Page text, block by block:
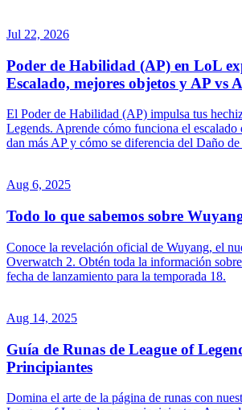
Jul 22, 2026
Poder de Habilidad (AP) en LoL
Escalado, mejores objetos y AP vs
El Poder de Habilidad (AP) impulsa tus
Legends. Aprende cómo funciona el escalado
dan más AP y cómo se diferencia del Daño
Aug 6, 2025
Todo lo que sabemos sobre
Conoce la revelación oficial de Wuyang, el
Overwatch 2. Obtén toda la información
fecha de lanzamiento para la temporada 18.
Aug 14, 2025
Guía de Runas de League of
Principiantes
Domina el arte de la página de runas con